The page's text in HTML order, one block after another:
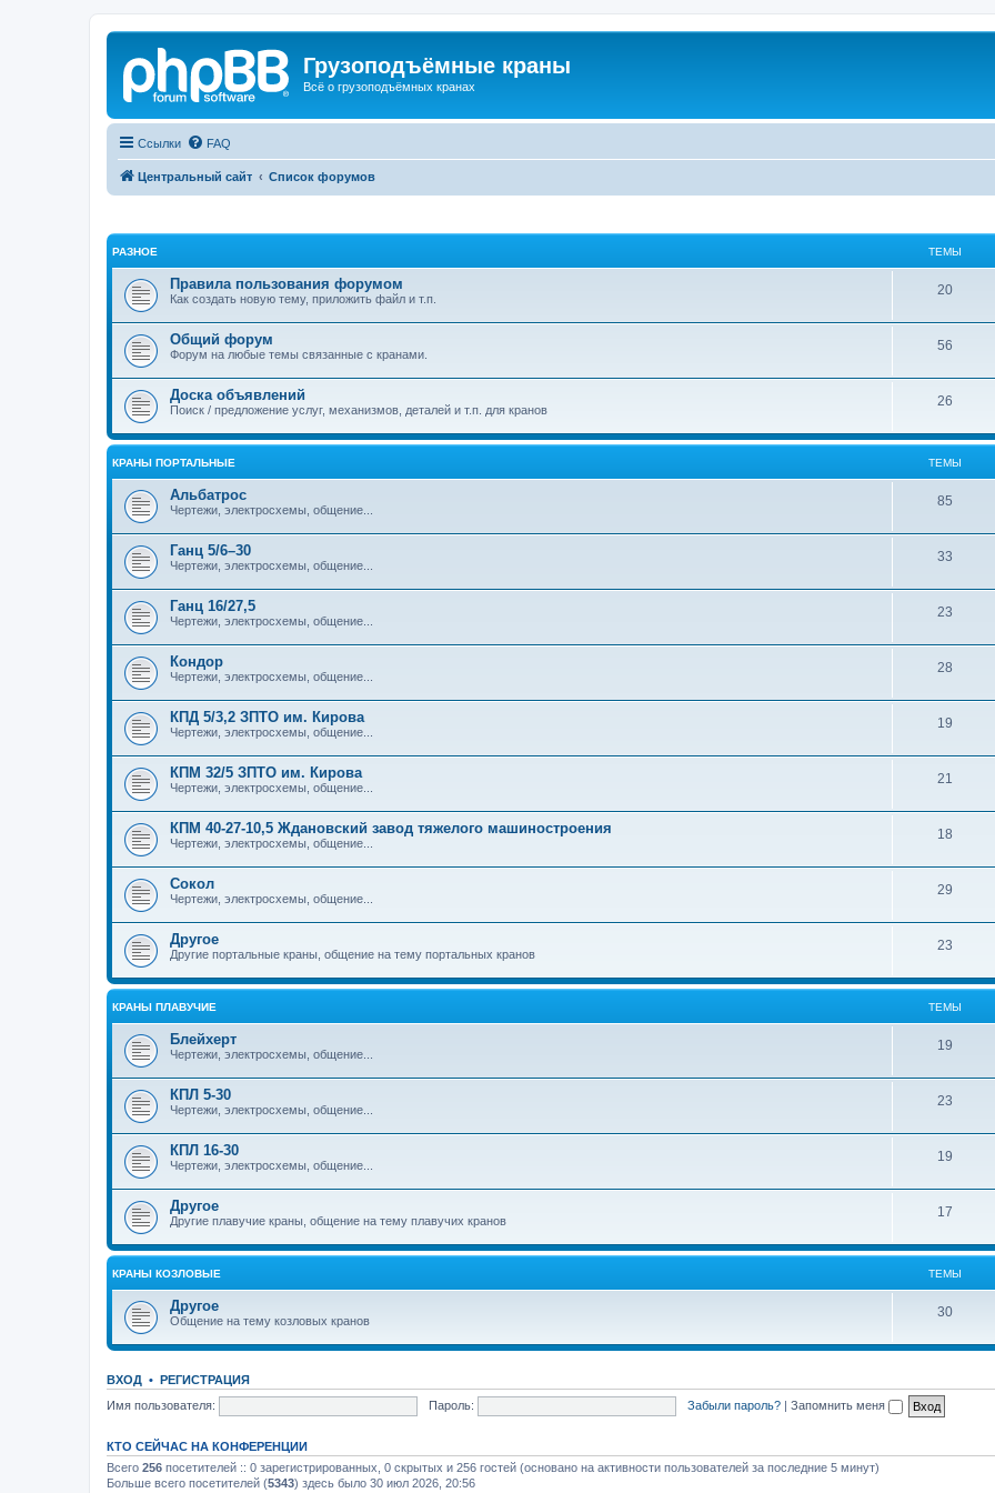
Грузоподъёмные краны
Всё о грузоподъёмных кранах
Ссылки FAQ
Центральный сайт Список форумов
РАЗНОЕ ТЕМЫ
Правила пользования форумом
Как создать новую тему, приложить файл и т.п.
20
Общий форум
Форум на любые темы связанные с кранами.
56
Доска объявлений
Поиск / предложение услуг, механизмов, деталей и т.п. для кранов
26
КРАНЫ ПОРТАЛЬНЫЕ ТЕМЫ
Альбатрос
Чертежи, электросхемы, общение...
85
Ганц 5/6–30
Чертежи, электросхемы, общение...
33
Ганц 16/27,5
Чертежи, электросхемы, общение...
23
Кондор
Чертежи, электросхемы, общение...
28
КПД 5/3,2 ЗПТО им. Кирова
Чертежи, электросхемы, общение...
19
КПМ 32/5 ЗПТО им. Кирова
Чертежи, электросхемы, общение...
21
КПМ 40-27-10,5 Ждановский завод тяжелого машиностроения
Чертежи, электросхемы, общение...
18
Сокол
Чертежи, электросхемы, общение...
29
Другое
Другие портальные краны, общение на тему портальных кранов
23
КРАНЫ ПЛАВУЧИЕ ТЕМЫ
Блейхерт
Чертежи, электросхемы, общение...
19
КПЛ 5-30
Чертежи, электросхемы, общение...
23
КПЛ 16-30
Чертежи, электросхемы, общение...
19
Другое
Другие плавучие краны, общение на тему плавучих кранов
17
КРАНЫ КОЗЛОВЫЕ ТЕМЫ
Другое
Общение на тему козловых кранов
30
ВХОД • РЕГИСТРАЦИЯ
Имя пользователя:
Пароль: Забыли пароль? | Запомнить меня
КТО СЕЙЧАС НА КОНФЕРЕНЦИИ
Всего 256 посетителей :: 0 зарегистрированных, 0 скрытых и 256 гостей (основано на активности пользователей за последние 5 минут)
Больше всего посетителей (5343) здесь было 30 июл 2026, 20:56